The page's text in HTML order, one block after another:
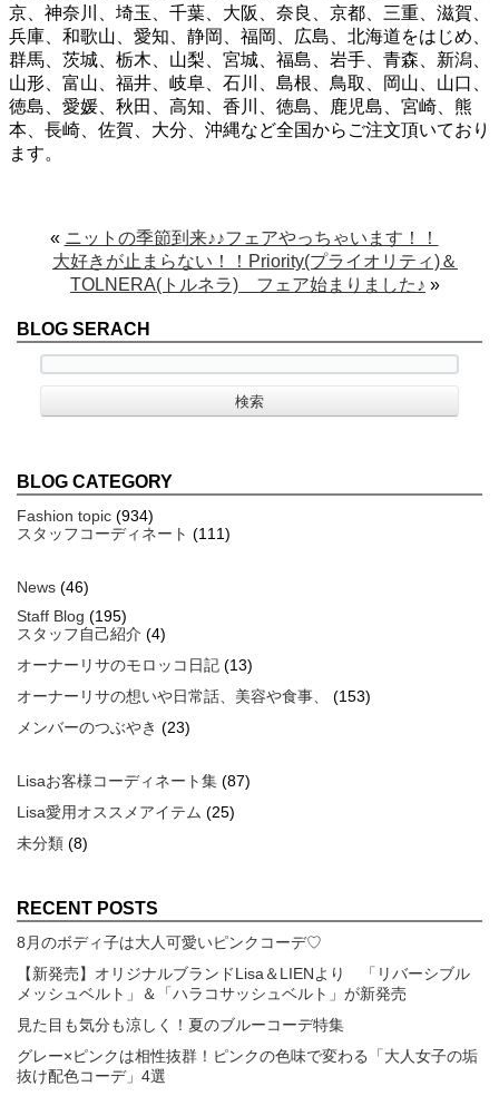
京、神奈川、埼玉、千葉、大阪、奈良、京都、三重、滋賀、
兵庫、和歌山、愛知、静岡、福岡、広島、北海道をはじめ、
群馬、茨城、栃木、山梨、宮城、福島、岩手、青森、新潟、
山形、富山、福井、岐阜、石川、島根、鳥取、岡山、山口、
徳島、愛媛、秋田、高知、香川、徳島、鹿児島、宮崎、熊
本、長崎、佐賀、大分、沖縄など全国からご注文頂いており
ます。
« ニットの季節到来♪♪フェアやっちゃいます！！
大好きが止まらない！！Priority(プライオリティ)＆
TOLNERA(トルネラ) フェア始まりました♪ »
BLOG SERACH
BLOG CATEGORY
Fashion topic (934)
スタッフコーディネート (111)
News (46)
Staff Blog (195)
スタッフ自己紹介 (4)
オーナーリサのモロッコ日記 (13)
オーナーリサの想いや日常話、美容や食事、
(153)
メンバーのつぶやき (23)
Lisaお客様コーディネート集 (87)
Lisa愛用オススメアイテム (25)
未分類 (8)
RECENT POSTS
8月のボディ子は大人可愛いピンクコーデ♡
【新発売】オリジナルブランドLisa＆LIENより 「リバーシブル
メッシュベルト」＆「ハラコサッシュベルト」が新発売
見た目も気分も涼しく！夏のブルーコーデ特集
グレー×ピンクは相性抜群！ピンクの色味で変わる「大人女子の垢
抜け配色コーデ」4選